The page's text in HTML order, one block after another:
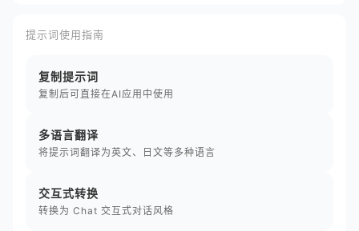
提示词使用指南
复制提示词
复制后可直接在AI应用中使用
多语言翻译
将提示词翻译为英文、日文等多种语言
交互式转换
转换为 Chat 交互式对话风格